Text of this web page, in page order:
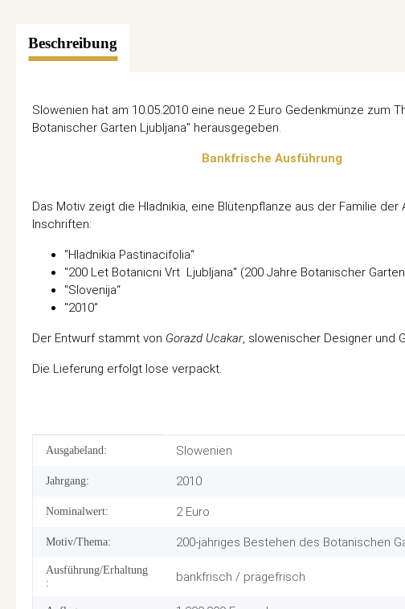
Beschreibung
Slowenien hat am 10.05.2010 eine neue 2 Euro Gedenkmünze zum
Botanischer Garten Ljubljana" herausgegeben.
Bankfrische Ausführung
Das Motiv zeigt die Hladnikia, eine Blütenpflanze aus der Familie der
Inschriften:
"Hladnikia Pastinacifolia“
"200 Let Botanicni Vrt Ljubljana" (200 Jahre Botanischer
"Slovenija“
"2010"
Der Entwurf stammt von Gorazd Ucakar, slowenischer Designer und
Die Lieferung erfolgt lose verpackt.
Produkteigenschaft
Wert
Ausgabeland: Slowenien
Jahrgang: 2010
Nominalwert: 2 Euro
Motiv/Thema: 200-jähriges Bestehen des Botanischen
Ausführung/Erhaltung
:
bankfrisch / prägefrisch